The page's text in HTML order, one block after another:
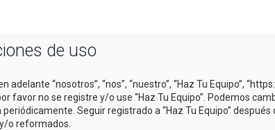
de uso
adelante “nosotros”, “nos”, “nuestro”, “Haz Tu Equipo”,
favor no se registre y/o use “Haz Tu Equipo”. Podemos
Seguir registrado a “Haz Tu Equipo”
o reformados.